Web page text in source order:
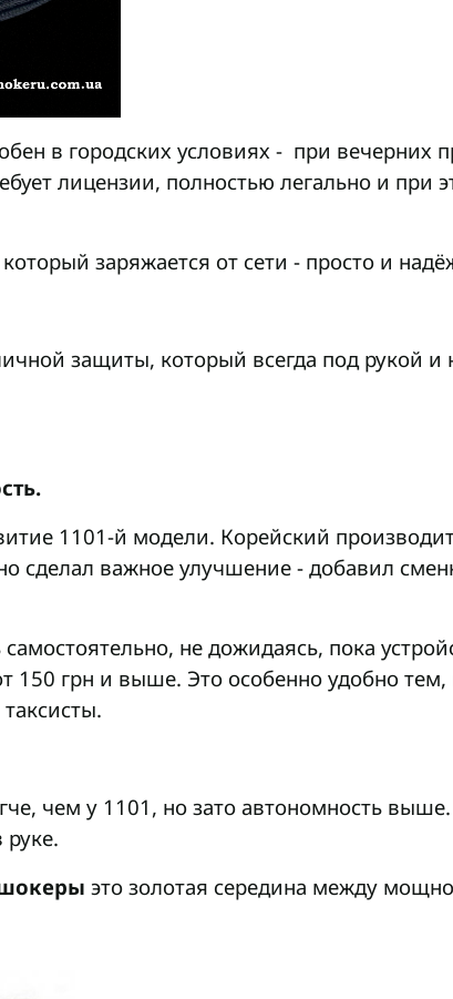
в городских условиях - при вечерних
лицензии, полностью легально и при
заряжается от сети - просто и
защиты, который всегда под рукой и
1101-й модели. Корейский
сделал важное улучшение - добавил
не дожидаясь, пока
150 грн и выше. Это особенно удобно тем,
чем у 1101, но зато автономность
это золотая середина между